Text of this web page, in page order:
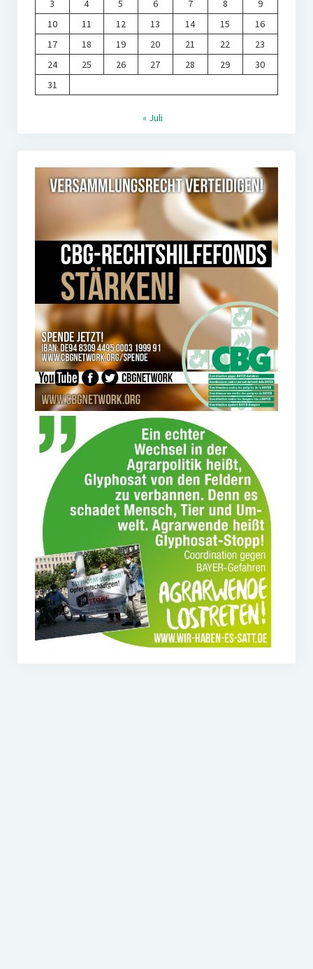
3 4 5 6 7 8
9
10
11 12 13 14 15
16
17
18 19 20 21 22
23
24
25 26 27 28 29
30
31
« Juli